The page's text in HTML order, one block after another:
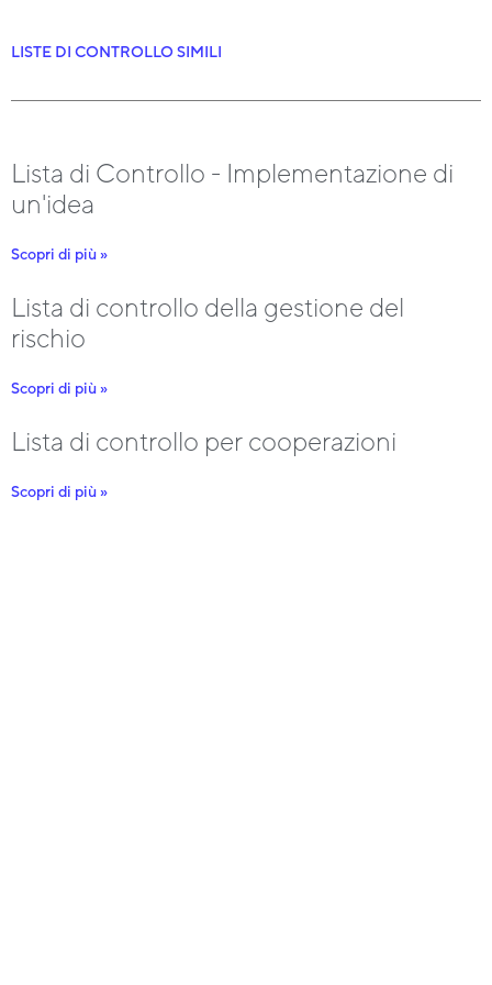
LISTE DI CONTROLLO SIMILI
Lista di Controllo - Implementazione di
un'idea
Scopri di più »
Lista di controllo della gestione del
rischio
Scopri di più »
Lista di controllo per cooperazioni
Scopri di più »